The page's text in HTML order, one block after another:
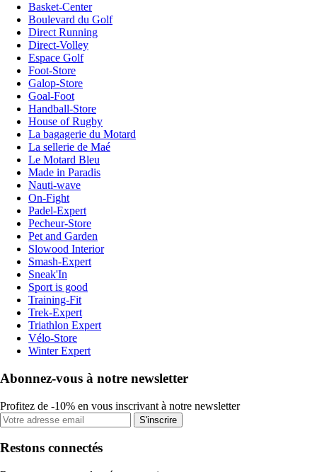
Basket-Center
Boulevard du Golf
Direct Running
Direct-Volley
Espace Golf
Foot-Store
Galop-Store
Goal-Foot
Handball-Store
House of Rugby
La bagagerie du Motard
La sellerie de Maé
Le Motard Bleu
Made in Paradis
Nauti-wave
On-Fight
Padel-Expert
Pecheur-Store
Pet and Garden
Slowood Interior
Smash-Expert
Sneak'In
Sport is good
Training-Fit
Trek-Expert
Triathlon Expert
Vélo-Store
Winter Expert
Abonnez-vous à notre newsletter
Profitez de -10% en vous inscrivant à notre newsletter
S'inscrire
Restons connectés